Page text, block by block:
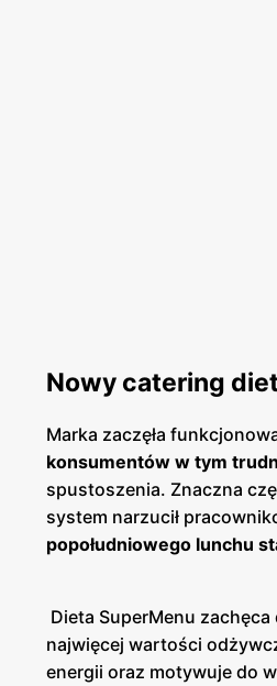
Nowy catering
Marka zaczęła
konsumentów w tym
spustoszenia. Znaczna
system narzucił
popołudniowego lunchu
Dieta SuperMenu
najwięcej wartości
energii oraz motywuje do